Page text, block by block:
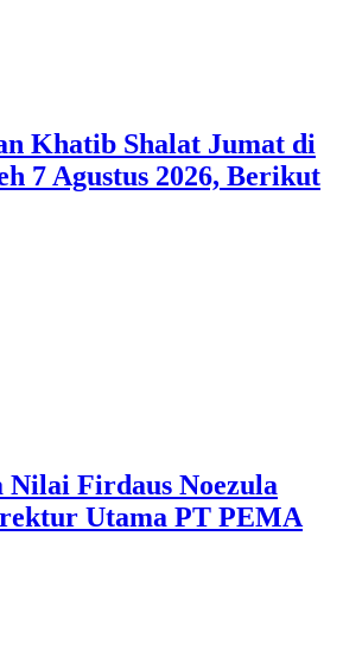
Khatib Shalat Jumat di
7 Agustus 2026, Berikut
Nilai Firdaus Noezula
Utama PT PEMA